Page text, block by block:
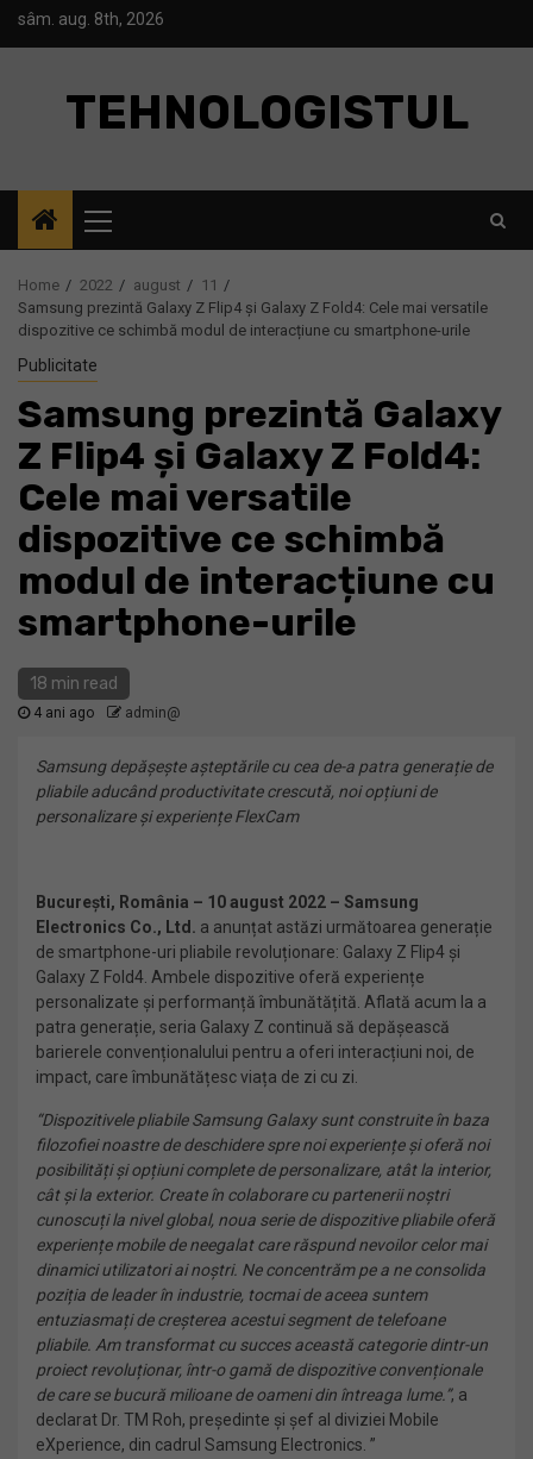
Skipsâm. aug. 8th, 2026
TEHNOLOGISTUL
Menu
Home 2022 august
11
Samsung prezintă Galaxy Z Flip4 și Galaxy Z Fold4: Cele mai versatile
dispozitive ce schimbă modul de interacțiune cu smartphone-urile
Publicitate
Samsung prezintă Galaxy
Z Flip4 și Galaxy Z Fold4:
Cele mai versatile
dispozitive ce schimbă
modul de interacțiune cu
smartphone-urile
18 min read
4 ani ago admin@
Samsung depășește așteptările cu cea de-a patra generație de
pliabile aducând productivitate crescută, noi opțiuni de
personalizare și experiențe FlexCam
București, România – 10 august 2022 – Samsung
Electronics Co., Ltd. a anunțat astăzi următoarea generație
de smartphone-uri pliabile revoluționare: Galaxy Z Flip4 și
Galaxy Z Fold4. Ambele dispozitive oferă experiențe
personalizate și performanță îmbunătățită. Aflată acum la a
patra generație, seria Galaxy Z continuă să depășească
barierele convenționalului pentru a oferi interacțiuni noi, de
impact, care îmbunătățesc viața de zi cu zi.
“Dispozitivele pliabile Samsung Galaxy sunt construite în baza
filozofiei noastre de deschidere spre noi experiențe și oferă noi
posibilități și opțiuni complete de personalizare, atât la interior,
cât și la exterior. Create în colaborare cu partenerii noștri
cunoscuți la nivel global, noua serie de dispozitive pliabile oferă
experiențe mobile de neegalat care răspund nevoilor celor mai
dinamici utilizatori ai noștri. Ne concentrăm pe a ne consolida
poziția de leader în industrie, tocmai de aceea suntem
entuziasmați de creșterea acestui segment de telefoane
pliabile. Am transformat cu succes această categorie dintr-un
proiect revoluționar, într-o gamă de dispozitive convenționale
de care se bucură milioane de oameni din întreaga lume.”, a
declarat Dr. TM Roh, președinte și șef al diviziei Mobile
eXperience, din cadrul Samsung Electronics. ”